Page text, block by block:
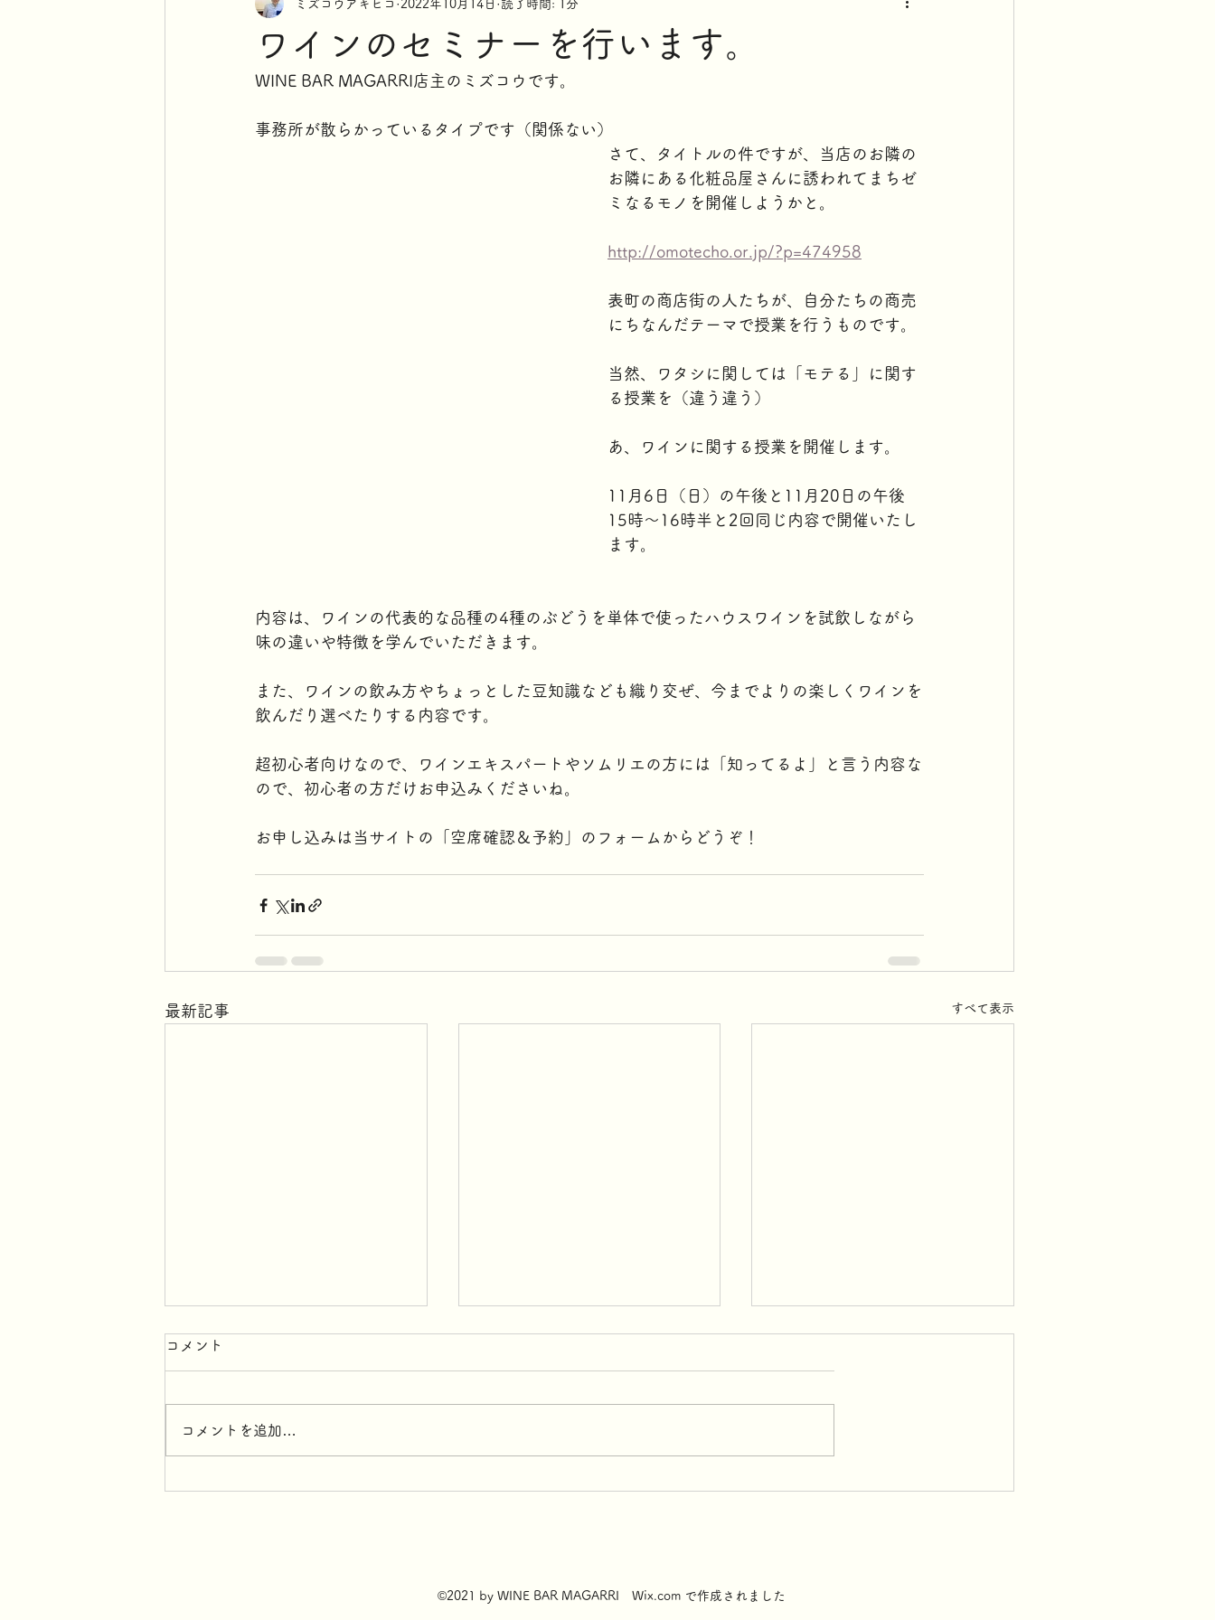
ワインのセミナーを行います。
ミズコウアキヒコ 2022年10月14日 読了時間: 1分
WINE BAR MAGARRI店主のミズコウです。
事務所が散らかっているタイプです（関係ない）
さて、タイトルの件ですが、当店のお隣の
お隣にある化粧品屋さんに誘われてまちゼ
ミなるモノを開催しようかと。
http://omotecho.or.jp/?p=474958
表町の商店街の人たちが、自分たちの商売
にちなんだテーマで授業を行うものです。
当然、ワタシに関しては「モテる」に関す
る授業を（違う違う）
あ、ワインに関する授業を開催します。
11月6日（日）の午後と11月20日の午後
15時～16時半と2回同じ内容で開催いたし
ます。
内容は、ワインの代表的な品種の4種のぶどうを単体で使ったハウスワインを試飲しながら
味の違いや特徴を学んでいただきます。
また、ワインの飲み方やちょっとした豆知識なども織り交ぜ、今までよりの楽しくワインを
飲んだり選べたりする内容です。
超初心者向けなので、ワインエキスパートやソムリエの方には「知ってるよ」と言う内容な
ので、初心者の方だけお申込みくださいね。
お申し込みは当サイトの「空席確認＆予約」のフォームからどうぞ！
最新記事 すべて表示
コメント
コメントを追加…
©2021 by WINE BAR MAGARRI Wix.com で作成されました